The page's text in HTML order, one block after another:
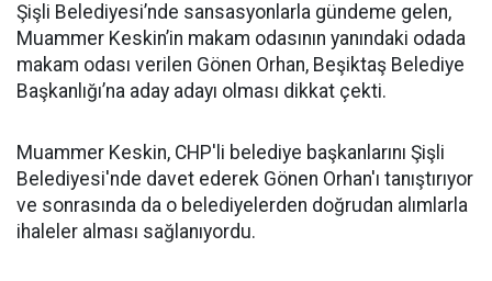
Şişli Belediyesi’nde sansasyonlarla gündeme gelen,
Muammer Keskin’in makam odasının yanındaki odada
makam odası verilen Gönen Orhan, Beşiktaş Belediye
Başkanlığı’na aday adayı olması dikkat çekti.
Muammer Keskin, CHP'li belediye başkanlarını Şişli
Belediyesi'nde davet ederek Gönen Orhan'ı tanıştırıyor
ve sonrasında da o belediyelerden doğrudan alımlarla
ihaleler alması sağlanıyordu.